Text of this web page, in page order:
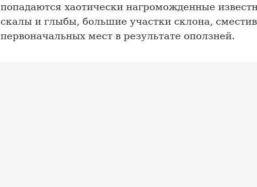
попадаются хаотически нагроможденные
скалы и глыбы, большие участки склона,
первоначальных мест в результате оползней.